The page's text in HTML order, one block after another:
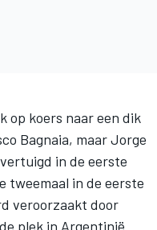
op koers naar een dik
Bagnaia, maar Jorge
in de eerste
tweemaal in de eerste
veroorzaakt door
plek in Argentinië